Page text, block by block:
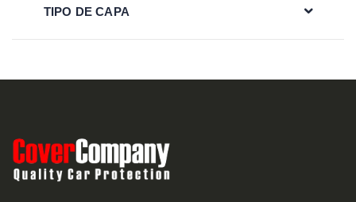
TIPO DE CAPA